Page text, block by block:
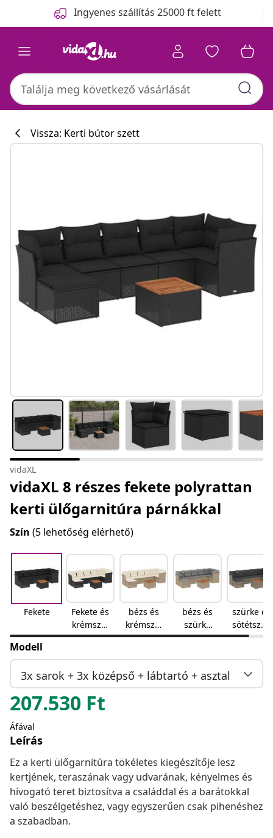
Ingyenes szállítás 25000 ft felett
Vissza: Kerti bútor szett
vidaXL
vidaXL 8 részes fekete polyrattan
kerti ülőgarnitúra párnákkal
Szín (5 lehetőség elérhető)
Fekete
Fekete és
krémszín
ű
bézs és
krémszín
ű
bézs és
szürke
keverék
szürke és
sötétszür
ke
Modell
3x sarok + 3x középső + lábtartó + asztal
207.530 Ft
Áfával
Leírás
Ez a kerti ülőgarnitúra tökéletes kiegészítője lesz
kertjének, teraszának vagy udvarának, kényelmes és
hívogató teret biztosítva a családdal és a barátokkal
való beszélgetéshez, vagy egyszerűen csak pihenéshez
a szabadban.